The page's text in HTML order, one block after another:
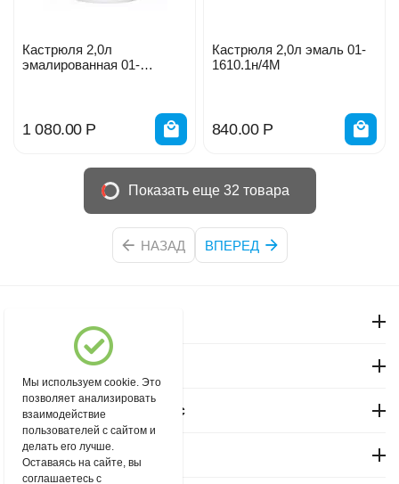
Кастрюля 2,0л
эмалированная 01-
1 080.00 Р
Кастрюля 2,0л эмаль 01-
1610.1н/4М
840.00 Р
Показать еще 32 товара
НАЗАД ВПЕРЕД
Магазин "Северный"
Покупательский сервис
Контакты
Мы используем cookie. Это
позволяет анализировать
взаимодействие
пользователей с сайтом и
делать его лучше.
Оставаясь на сайте, вы
соглашаетесь с